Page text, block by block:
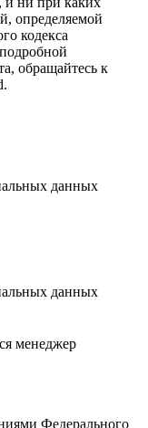
определяемой
кодекса
обращайтесь к
данных
данных
менеджер
Федерального